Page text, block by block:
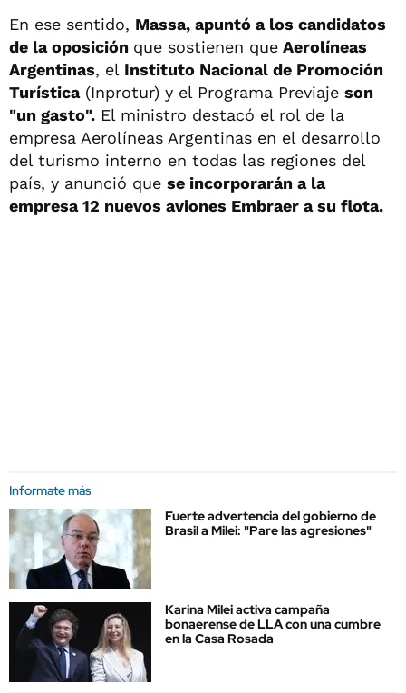
En ese sentido, Massa, apuntó a los candidatos
de la oposición que sostienen que Aerolíneas
Argentinas, el Instituto Nacional de Promoción
Turística(Inprotur) y el Programa Previaje son
"un gasto". El ministro destacó el rol de la
empresa Aerolíneas Argentinas en el desarrollo
del turismo interno en todas las regiones del
país, y anunció que se incorporarán a la
empresa 12 nuevos aviones Embraer a su flota.
Informate más
Fuerte advertencia del gobierno de
Brasil a Milei: "Pare las agresiones"
Karina Milei activa campaña
bonaerense de LLA con una cumbre
en la Casa Rosada